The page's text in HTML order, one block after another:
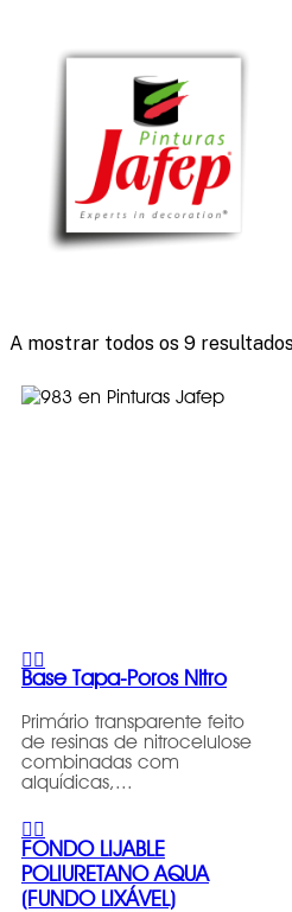
A mostrar todos os 9
Base Tapa-Poros Nitro
Primário transparente feito
de resinas de nitrocelulose
combinadas com
alquídicas,...
FONDO LIJABLE
POLIURETANO AQUA
(FUNDO LIXÁVEL)